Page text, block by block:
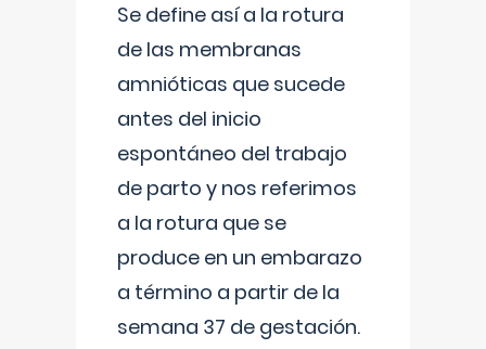
Se define así a la rotura
de las membranas
amnióticas que sucede
antes del inicio
espontáneo del trabajo
de parto y nos referimos
a la rotura que se
produce en un embarazo
a término a partir de la
semana 37 de gestación.